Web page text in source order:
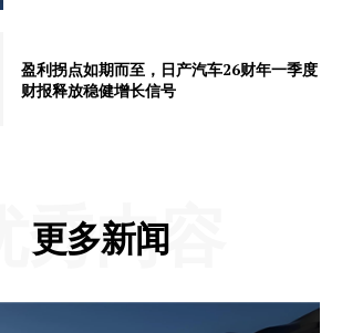
盈利拐点如期而至，日产汽车26财年一季度
财报释放稳健增长信号
更多新闻
优秀内容